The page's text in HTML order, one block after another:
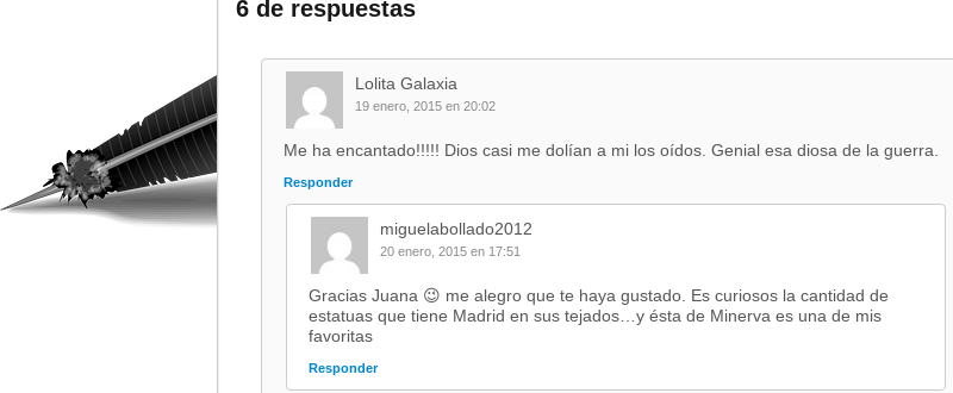
6 de respuestas
Lolita Galaxia
19 enero, 2015 en 20:02
Me ha encantado!!!!! Dios casi me dolían a mi los oídos. Genial esa diosa de la guerra.
Responder
miguelabollado2012
20 enero, 2015 en 17:51
Gracias Juana 😉 me alegro que te haya gustado. Es curiosos la cantidad de
estatuas que tiene Madrid en sus tejados…y ésta de Minerva es una de mis
favoritas
Responder